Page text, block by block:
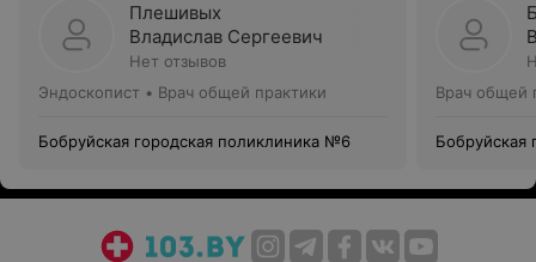
Плешивых
Владислав Сергеевич
Нет отзывов
Эндоскопист • Врач общей практики
Бобруйская городская поликлиника №6
Врач общей
Бобруйская